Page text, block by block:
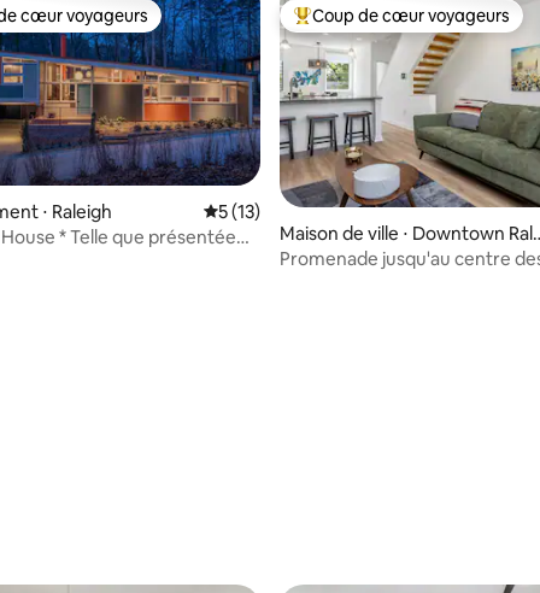
sur la base de 9 commentaires : 5 sur 5
cœur voyageurs les plus appréciés
cœur voyageurs
⋅ Raleigh Évaluation moyenne sur la base de 13
5 (13)
* Telle que présentée
Coups de cœur voyageurs les
Coup de cœur voyageurs
Maison de ville ⋅ Downtown
gh
Promenade jusqu'au centre